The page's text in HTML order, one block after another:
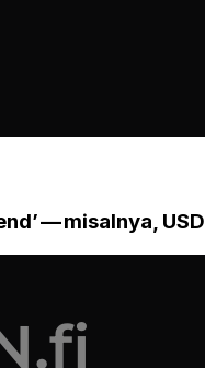
— misalnya,